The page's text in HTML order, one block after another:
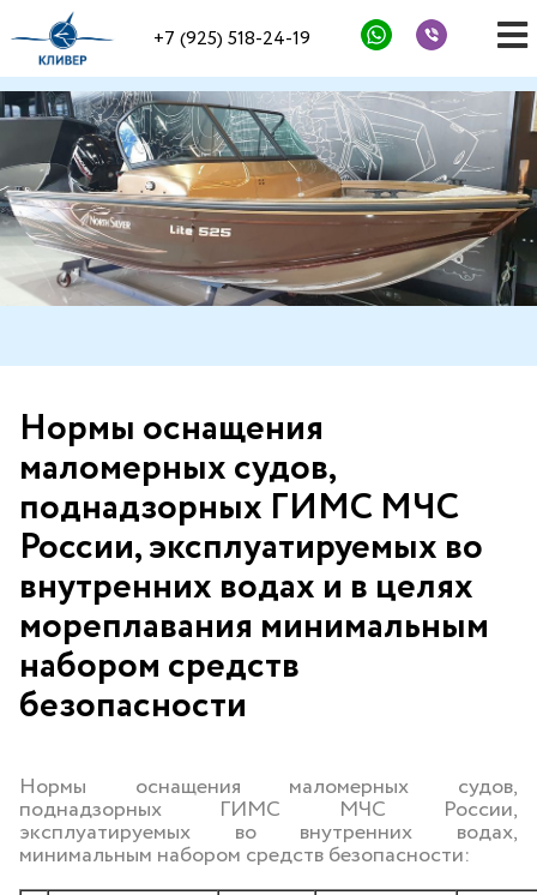
+7 (925) 518-24-19
Нормы оснащения
маломерных судов,
поднадзорных ГИМС МЧС
России, эксплуатируемых во
внутренних водах и в целях
мореплавания минимальным
набором средств
безопасности
Нормы оснащения маломерных судов,
поднадзорных ГИМС МЧС России,
эксплуатируемых во внутренних водах,
минимальным набором средств безопасности: